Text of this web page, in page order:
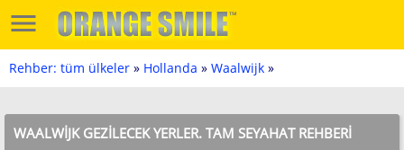
Rehber: tüm ülkeler » Hollanda » Waalwijk »
WAALWIJK GEZILECEK YERLER. TAM SEYAHAT REHBERI